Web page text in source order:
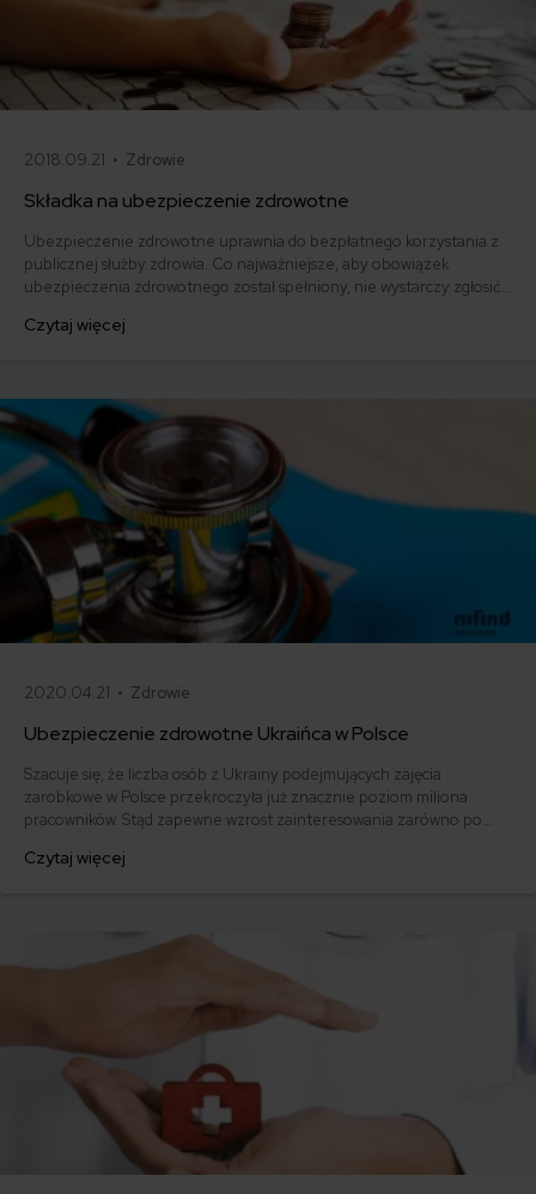
2018.09.21 • Zdrowie
Składka na ubezpieczenie zdrowotne
Ubezpieczenie zdrowotne uprawnia do bezpłatnego korzystania z
publicznej służby zdrowia. Co najważniejsze, aby obowiązek
ubezpieczenia zdrowotnego został spełniony, nie wystarczy zgłosić
zdrowotne w terminie. Ile wynosi składka zdrowotna? Jaka jest
Czytaj więcej
2020.04.21 • Zdrowie
Ubezpieczenie zdrowotne Ukraińca w Polsce
Szacuje się, że liczba osób z Ukrainy podejmujących zajęcia
zarobkowe w Polsce przekroczyła już znacznie poziom miliona
pracowników. Stąd zapewne wzrost zainteresowania zarówno po
pracodawców, zasadami dotyczącymi zatrudnienia i ubezpieczenia, w
Czytaj więcej